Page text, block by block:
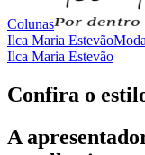
Colunas
Ilca Maria EstevãoModa
Ilca Maria Estevão
Confira o
A